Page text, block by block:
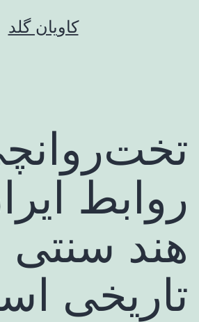
کاویان گلد
روابط
هند سنتی
تاریخی